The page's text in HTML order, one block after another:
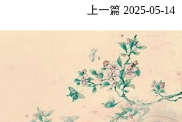
上一篇 2025-05-14